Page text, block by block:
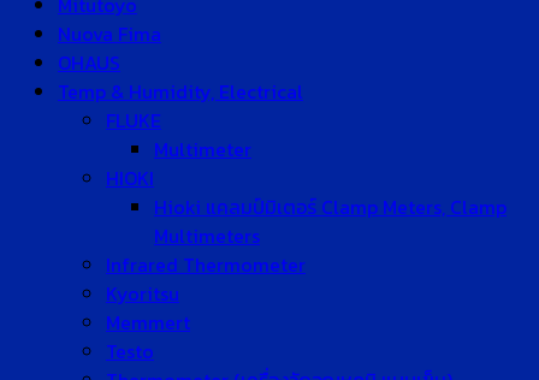
Nuova Fima
OHAUS
Temp & Humidity, Electrical
FLUKE
Multimeter
HIOKI
Hioki แคลมป์มิเตอร์ Clamp Meters, Clamp
Multimeters
Infrared Thermometer
Kyoritsu
Memmert
Testo